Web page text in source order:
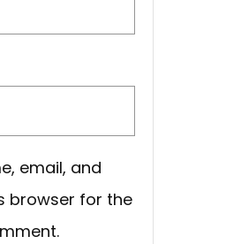
email, and
browser for the